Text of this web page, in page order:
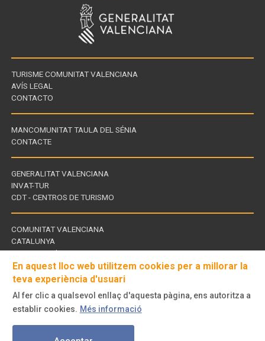
TURISME COMUNITAT VALENCIANA
AVÍS LEGAL
CONTACTO
MANCOMUNITAT TAULA DEL SÉNIA
CONTACTE
Enllaços
d'interès
GENERALITAT VALENCIANA
INVAT-TUR
CDT - CENTROS DE TURISMO
Enllaços
d'interès
COMUNITAT VALENCIANA
CATALUNYA
TERRES DE L'EBRE
Visita'ns
En aquest lloc web utilitzem cookies per a millorar la
teva experiència d'usuari
Al fer clic a qualsevol enllaç d'aquesta pàgina, ens autoritza a
establir cookies. Més informació